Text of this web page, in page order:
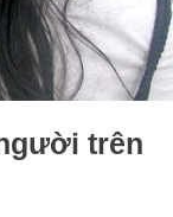
trên